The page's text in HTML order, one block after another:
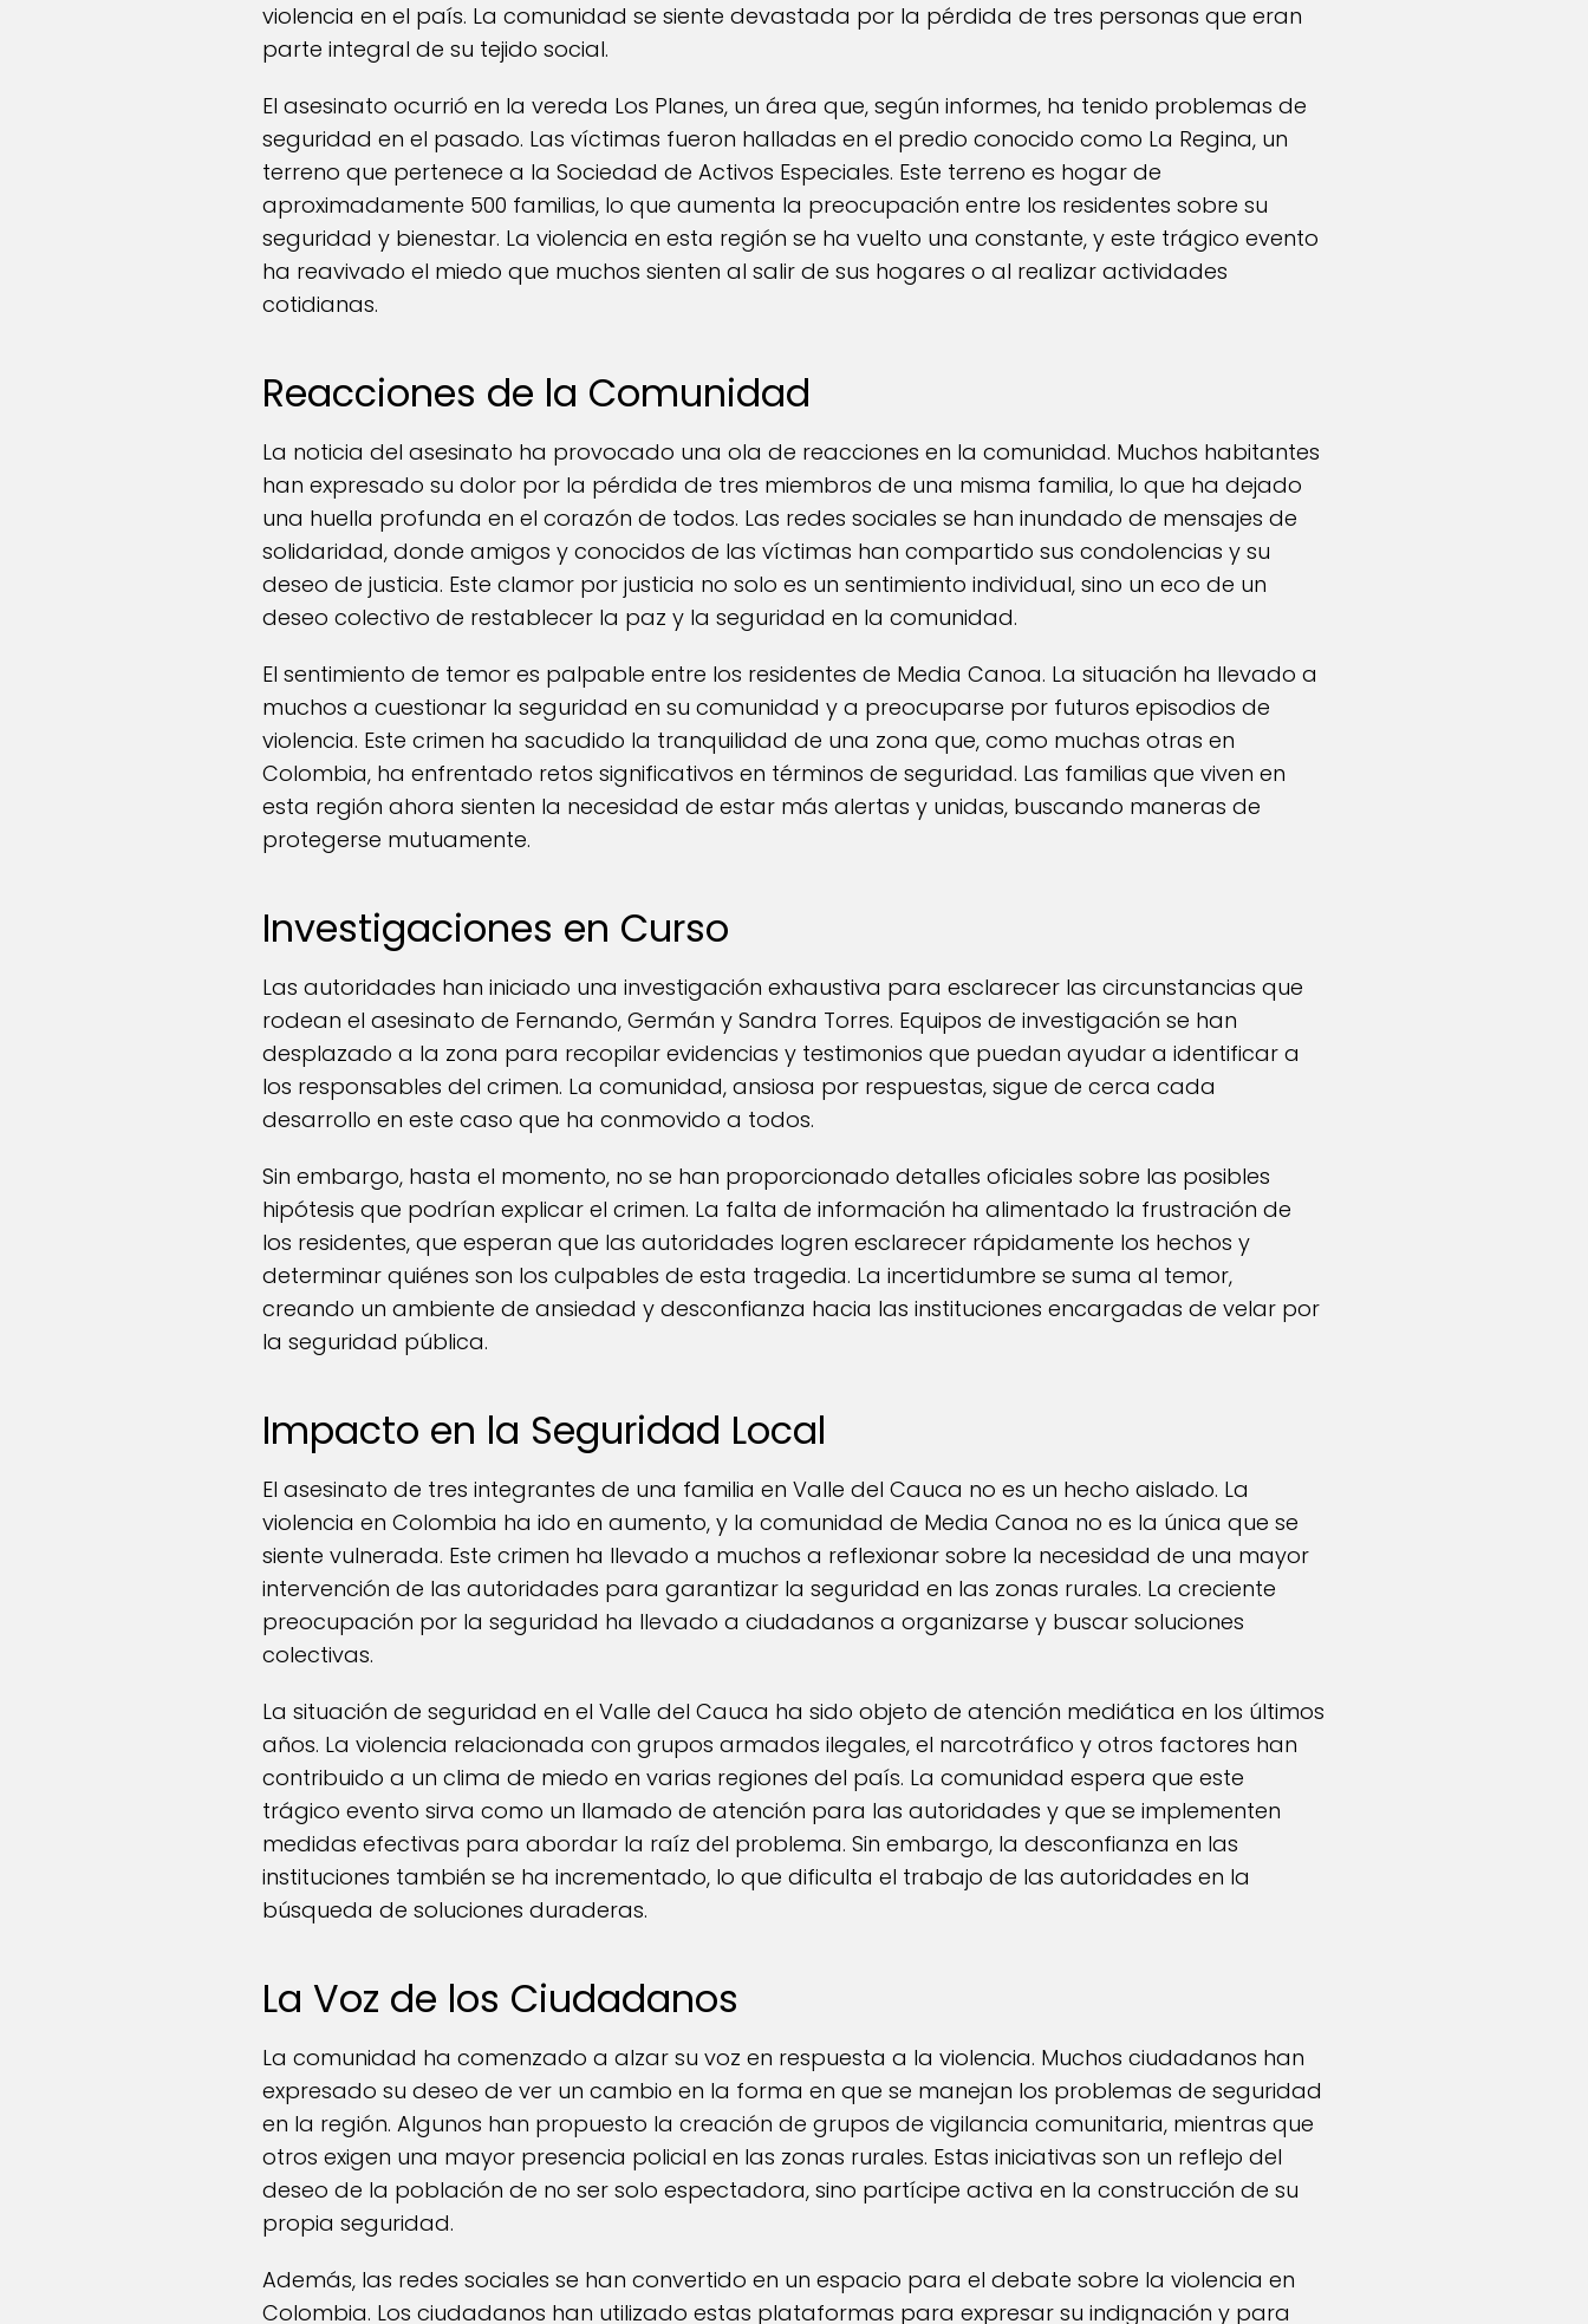
violencia en el país. La comunidad se siente devastada por la pérdida de tres personas que eran
parte integral de su tejido social.
El asesinato ocurrió en la vereda Los Planes, un área que, según informes, ha tenido problemas de
seguridad en el pasado. Las víctimas fueron halladas en el predio conocido como La Regina, un
terreno que pertenece a la Sociedad de Activos Especiales. Este terreno es hogar de
aproximadamente 500 familias, lo que aumenta la preocupación entre los residentes sobre su
seguridad y bienestar. La violencia en esta región se ha vuelto una constante, y este trágico evento
ha reavivado el miedo que muchos sienten al salir de sus hogares o al realizar actividades
cotidianas.
Reacciones de la Comunidad
La noticia del asesinato ha provocado una ola de reacciones en la comunidad. Muchos habitantes
han expresado su dolor por la pérdida de tres miembros de una misma familia, lo que ha dejado
una huella profunda en el corazón de todos. Las redes sociales se han inundado de mensajes de
solidaridad, donde amigos y conocidos de las víctimas han compartido sus condolencias y su
deseo de justicia. Este clamor por justicia no solo es un sentimiento individual, sino un eco de un
deseo colectivo de restablecer la paz y la seguridad en la comunidad.
El sentimiento de temor es palpable entre los residentes de Media Canoa. La situación ha llevado a
muchos a cuestionar la seguridad en su comunidad y a preocuparse por futuros episodios de
violencia. Este crimen ha sacudido la tranquilidad de una zona que, como muchas otras en
Colombia, ha enfrentado retos significativos en términos de seguridad. Las familias que viven en
esta región ahora sienten la necesidad de estar más alertas y unidas, buscando maneras de
protegerse mutuamente.
Investigaciones en Curso
Las autoridades han iniciado una investigación exhaustiva para esclarecer las circunstancias que
rodean el asesinato de Fernando, Germán y Sandra Torres. Equipos de investigación se han
desplazado a la zona para recopilar evidencias y testimonios que puedan ayudar a identificar a
los responsables del crimen. La comunidad, ansiosa por respuestas, sigue de cerca cada
desarrollo en este caso que ha conmovido a todos.
Sin embargo, hasta el momento, no se han proporcionado detalles oficiales sobre las posibles
hipótesis que podrían explicar el crimen. La falta de información ha alimentado la frustración de
los residentes, que esperan que las autoridades logren esclarecer rápidamente los hechos y
determinar quiénes son los culpables de esta tragedia. La incertidumbre se suma al temor,
creando un ambiente de ansiedad y desconfianza hacia las instituciones encargadas de velar por
la seguridad pública.
Impacto en la Seguridad Local
El asesinato de tres integrantes de una familia en Valle del Cauca no es un hecho aislado. La
violencia en Colombia ha ido en aumento, y la comunidad de Media Canoa no es la única que se
siente vulnerada. Este crimen ha llevado a muchos a reflexionar sobre la necesidad de una mayor
intervención de las autoridades para garantizar la seguridad en las zonas rurales. La creciente
preocupación por la seguridad ha llevado a ciudadanos a organizarse y buscar soluciones
colectivas.
La situación de seguridad en el Valle del Cauca ha sido objeto de atención mediática en los últimos
años. La violencia relacionada con grupos armados ilegales, el narcotráfico y otros factores han
contribuido a un clima de miedo en varias regiones del país. La comunidad espera que este
trágico evento sirva como un llamado de atención para las autoridades y que se implementen
medidas efectivas para abordar la raíz del problema. Sin embargo, la desconfianza en las
instituciones también se ha incrementado, lo que dificulta el trabajo de las autoridades en la
búsqueda de soluciones duraderas.
La Voz de los Ciudadanos
La comunidad ha comenzado a alzar su voz en respuesta a la violencia. Muchos ciudadanos han
expresado su deseo de ver un cambio en la forma en que se manejan los problemas de seguridad
en la región. Algunos han propuesto la creación de grupos de vigilancia comunitaria, mientras que
otros exigen una mayor presencia policial en las zonas rurales. Estas iniciativas son un reflejo del
deseo de la población de no ser solo espectadora, sino partícipe activa en la construcción de su
propia seguridad.
Además, las redes sociales se han convertido en un espacio para el debate sobre la violencia en
Colombia. Los ciudadanos han utilizado estas plataformas para expresar su indignación y para